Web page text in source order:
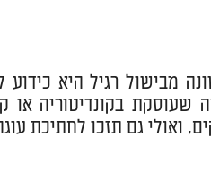
מבישול רגיל היא
בקונדיטוריה או
ואולי גם תזכו לחתיכת